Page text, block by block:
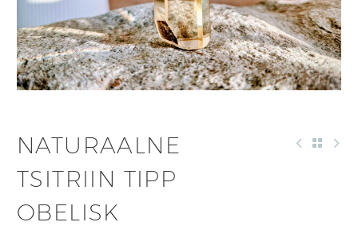
NATURAALNE
TSITRIIN TIPP
OBELISK